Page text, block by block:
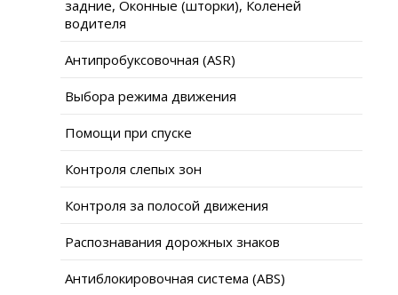
задние, Оконные (шторки), Коленей
водителя
Антипробуксовочная (ASR)
Выбора режима движения
Помощи при спуске
Контроля слепых зон
Контроля за полосой движения
Распознавания дорожных знаков
Антиблокировочная система (ABS)